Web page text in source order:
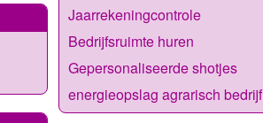
Jaarrekeningcontrole
Bedrijfsruimte huren
Gepersonaliseerde shotjes
energieopslag agrarisch bedrijf